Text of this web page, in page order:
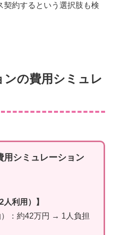
契約するという選択肢も検
ンの費用シミュレ
用シミュレーション
利用）】
）：約42万円 → 1人負担